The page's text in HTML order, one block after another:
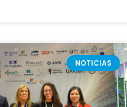
NOTICIAS